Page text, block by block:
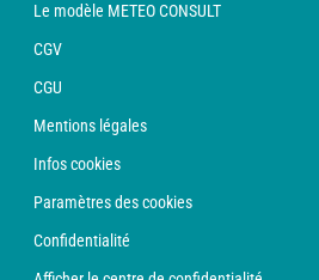
Le modèle METEO CONSULT
CGV
CGU
Mentions légales
Infos cookies
Paramètres des cookies
Confidentialité